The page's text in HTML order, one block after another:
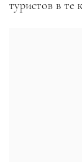
туристов в те